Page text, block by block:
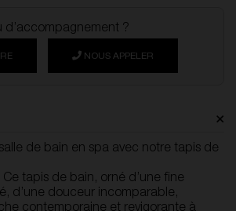
d’accompagnement ?
NOUS APPELER
de bain en spa avec notre tapis de
tapis de bain, orné d’une fine
d’une douceur incomparable,
contemporaine et revigorante à